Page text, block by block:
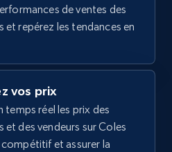
Commencer
Gtin,
Top reviews, and
de ventes des
et repérez les tendances en
vos prix
temps réel les prix des
et des vendeurs sur Coles
et assurer la